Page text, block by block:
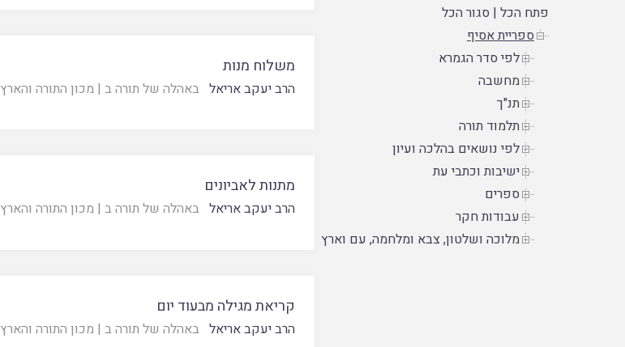
פתח הכל |סגור הכל
ספריית אסיף
לפי סדר הגמרא
מחשבה
תנ"ך
תלמוד תורה
לפי נושאים בהלכה ועיון
ישיבות וכתבי עת
ספרים
עבודות חקר
מלוכה ושלטון, צבא ומלחמה, עם וארץ
משלוח מנות
הרב יעקב אריאל באהלה של תורה ב | מכון התורה והארץ
מתנות לאביונים
הרב יעקב אריאל באהלה של תורה ב | מכון התורה והארץ
קריאת מגילה מבעוד יום
הרב יעקב אריאל באהלה של תורה ב | מכון התורה והארץ